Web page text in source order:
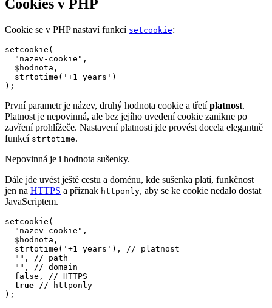
Cookies v PHP
Cookie se v PHP nastaví funkcí setcookie:
setcookie(
  "nazev-cookie",
  $hodnota,
  strtotime('+1 years')
);
První parametr je název, druhý hodnota cookie a třetíplatnost.
Platnost je nepovinná, ale bez jejího uvedení cookie zanikne po
zavření prohlížeče. Nastavení platnosti jde provést docela elegantně
funkcí strtotime.
Nepovinná je i hodnota sušenky.
Dále jde uvést ještě cestu a doménu, kde sušenka platí, funkčnost
jen na HTTPS a příznak httponly, aby se ke cookie nedalo dostat
JavaScriptem.
setcookie(
  "nazev-cookie",
  $hodnota,
  strtotime('+1 years'), // platnost
  "", // path
  "", // domain
  false, // HTTPS
true // httponly
);